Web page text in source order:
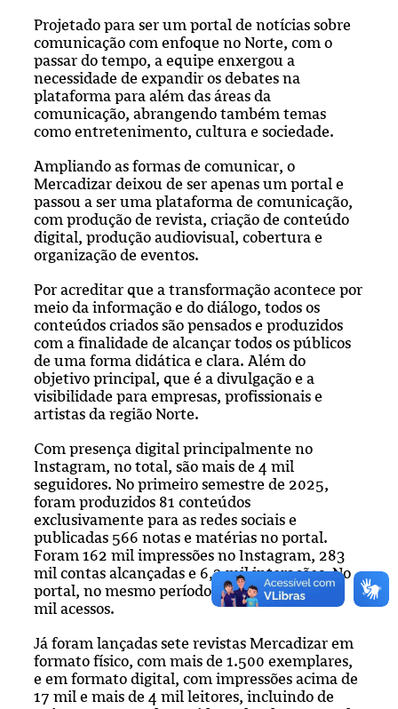
Projetado para ser um portal de notícias sobre
comunicação com enfoque no Norte, com o
passar do tempo, a equipe enxergou a
necessidade de expandir os debates na
plataforma para além das áreas da
comunicação, abrangendo também temas
como entretenimento, cultura e sociedade.
Ampliando as formas de comunicar, o
Mercadizar deixou de ser apenas um portal e
passou a ser uma plataforma de comunicação,
com produção de revista, criação de conteúdo
digital, produção audiovisual, cobertura e
organização de eventos.
Por acreditar que a transformação acontece por
meio da informação e do diálogo, todos os
conteúdos criados são pensados e produzidos
com a finalidade de alcançar todos os públicos
de uma forma didática e clara. Além do
objetivo principal, que é a divulgação e a
visibilidade para empresas, profissionais e
artistas da região Norte.
Com presença digital principalmente no
Instagram, no total, são mais de 4 mil
seguidores. No primeiro semestre de 2025,
foram produzidos 81 conteúdos
exclusivamente para as redes sociais e
publicadas 566 notas e matérias no portal.
Foram 162 mil impressões no Instagram, 283
mil contas alcançadas e 6,2 mil interações. No
portal, no mesmo período, foram mais de 21
mil acessos.
Já foram lançadas sete revistas Mercadizar em
formato físico, com mais de 1.500 exemplares,
e em formato digital, com impressões acima de
17 mil e mais de 4 mil leitores, incluindo de